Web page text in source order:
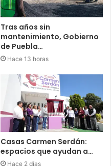
Tras años sin
mantenimiento, Gobierno
de Puebla…
Hace 13 horas
Casas Carmen Serdán:
espacios que ayudan a…
Hace 2 días